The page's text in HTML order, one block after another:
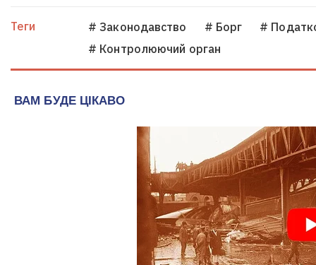
Теги # Законодавство # Борг
#
# Контролюючий орган